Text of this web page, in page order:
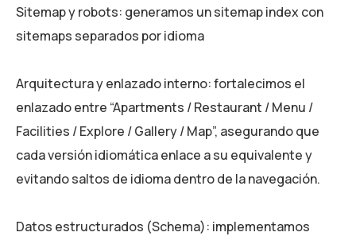
Sitemap y robots: generamos un sitemap index con
sitemaps separados por idioma
Arquitectura y enlazado interno: fortalecimos el
enlazado entre “Apartments / Restaurant / Menu /
Facilities / Explore / Gallery / Map”, asegurando que
cada versión idiomática enlace a su equivalente y
evitando saltos de idioma dentro de la navegación.
Datos estructurados (Schema): implementamos